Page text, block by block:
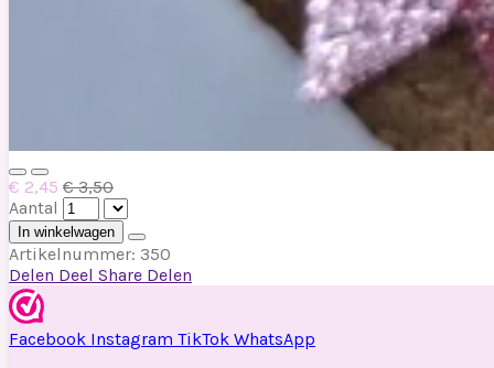
€ 2,45 € 3,50
Aantal
In winkelwagen
Artikelnummer: 350
Delen Deel Share Delen
Facebook Instagram TikTok WhatsApp